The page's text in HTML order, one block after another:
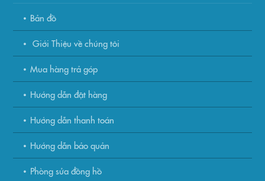
Bản đồ
Giới Thiệu về chúng tôi
Mua hàng trả góp
Hướng dẫn đặt hàng
Hướng dẫn thanh toán
Hướng dẫn bảo quản
Phòng sửa đồng hồ